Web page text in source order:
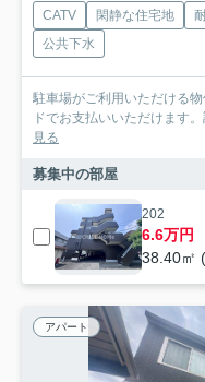
CATV 閑静な住宅地
公共下水
駐車場がご利用いただける
ドでお支払いいただけます
見る
募集中の部屋
202
6.6万円
38.40㎡
アパート